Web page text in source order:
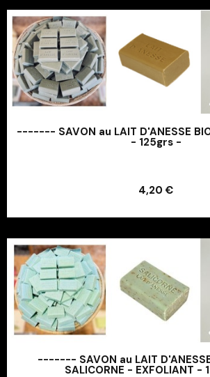
------- SAVON au LAIT D'ANESSE
- 125grs -
4,20 €
Ajouter au panier
------- SAVON au LAIT
SALICORNE - EXFOLIANT -